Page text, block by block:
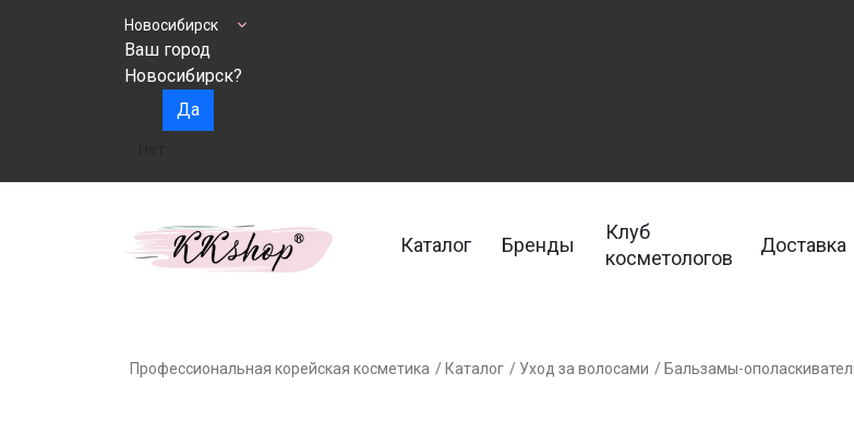
Новосибирск
Ваш город
Новосибирск?
Да
Каталог Бренды
Клуб
косметологов
Доставка
Профессиональная корейская косметика / Каталог / Уход за волосами / Бальзамы-